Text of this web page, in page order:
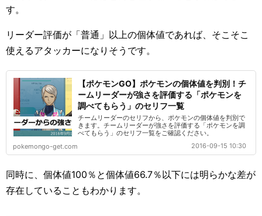
す。
リーダー評価が「普通」以上の個体値であれば、そこそこ
使えるアタッカーになりそうです。
【ポケモンGO】ポケモンの個体値を判別！チ
ームリーダーが強さを評価する「ポケモンを
調べてもらう」のセリフ一覧
チームリーダーのセリフから、ポケモンの個体値を判別で
きます。チームリーダーが強さを評価する「ポケモンを調
べてもらう」のセリフ一覧をご確認ください。
pokemongo-get.com
2016-09-15 10:30
同時に、個体値100％と個体値66.7％以下には明らかな差が
存在していることもわかります。